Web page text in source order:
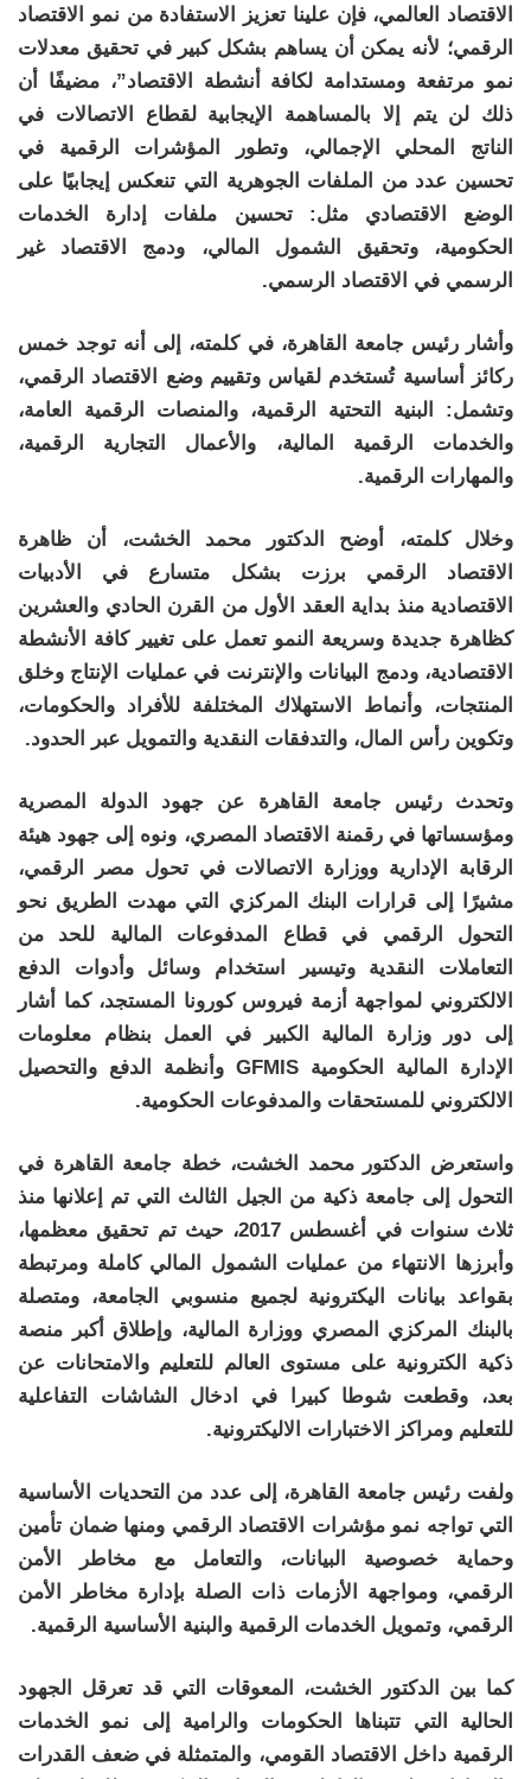
الاقتصاد العالمي، فإن علينا تعزيز الاستفادة من نمو الاقتصاد
الرقمي؛ لأنه يمكن أن يساهم بشكل كبير في تحقيق معدلات
نمو مرتفعة ومستدامة لكافة أنشطة الاقتصاد”، مضيفًا أن
ذلك لن يتم إلا بالمساهمة الإيجابية لقطاع الاتصالات في
الناتج المحلي الإجمالي، وتطور المؤشرات الرقمية في
تحسين عدد من الملفات الجوهرية التي تنعكس إيجابيًا على
الوضع الاقتصادي مثل: تحسين ملفات إدارة الخدمات
الحكومية، وتحقيق الشمول المالي، ودمج الاقتصاد غير
الرسمي في الاقتصاد الرسمي.
وأشار رئيس جامعة القاهرة، في كلمته، إلى أنه توجد خمس
ركائز أساسية تُستخدم لقياس وتقييم وضع الاقتصاد الرقمي،
وتشمل: البنية التحتية الرقمية، والمنصات الرقمية العامة،
والخدمات الرقمية المالية، والأعمال التجارية الرقمية،
والمهارات الرقمية.
وخلال كلمته، أوضح الدكتور محمد الخشت، أن ظاهرة
الاقتصاد الرقمي برزت بشكل متسارع في الأدبيات
الاقتصادية منذ بداية العقد الأول من القرن الحادي والعشرين
كظاهرة جديدة وسريعة النمو تعمل على تغيير كافة الأنشطة
الاقتصادية، ودمج البيانات والإنترنت في عمليات الإنتاج وخلق
المنتجات، وأنماط الاستهلاك المختلفة للأفراد والحكومات،
وتكوين رأس المال، والتدفقات النقدية والتمويل عبر الحدود.
وتحدث رئيس جامعة القاهرة عن جهود الدولة المصرية
ومؤسساتها في رقمنة الاقتصاد المصري، ونوه إلى جهود هيئة
الرقابة الإدارية ووزارة الاتصالات في تحول مصر الرقمي،
مشيرًا إلى قرارات البنك المركزي التي مهدت الطريق نحو
التحول الرقمي في قطاع المدفوعات المالية للحد من
التعاملات النقدية وتيسير استخدام وسائل وأدوات الدفع
الالكتروني لمواجهة أزمة فيروس كورونا المستجد، كما أشار
إلى دور وزارة المالية الكبير في العمل بنظام معلومات
الإدارة المالية الحكومية GFMIS وأنظمة الدفع والتحصيل
الالكتروني للمستحقات والمدفوعات الحكومية.
واستعرض الدكتور محمد الخشت، خطة جامعة القاهرة في
التحول إلى جامعة ذكية من الجيل الثالث التي تم إعلانها منذ
ثلاث سنوات في أغسطس 2017، حيث تم تحقيق معظمها،
وأبرزها الانتهاء من عمليات الشمول المالي كاملة ومرتبطة
بقواعد بيانات اليكترونية لجميع منسوبي الجامعة، ومتصلة
بالبنك المركزي المصري ووزارة المالية، وإطلاق أكبر منصة
ذكية الكترونية على مستوى العالم للتعليم والامتحانات عن
بعد، وقطعت شوطا كبيرا في ادخال الشاشات التفاعلية
للتعليم ومراكز الاختبارات الاليكترونية.
ولفت رئيس جامعة القاهرة، إلى عدد من التحديات الأساسية
التي تواجه نمو مؤشرات الاقتصاد الرقمي ومنها ضمان تأمين
وحماية خصوصية البيانات، والتعامل مع مخاطر الأمن
الرقمي، ومواجهة الأزمات ذات الصلة بإدارة مخاطر الأمن
الرقمي، وتمويل الخدمات الرقمية والبنية الأساسية الرقمية.
كما بين الدكتور الخشت، المعوقات التي قد تعرقل الجهود
الحالية التي تتبناها الحكومات والرامية إلى نمو الخدمات
الرقمية داخل الاقتصاد القومي، والمتمثلة في ضعف القدرات